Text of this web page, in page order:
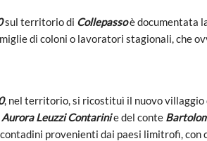
sul territorio di Collepassoè documentata
di coloni o lavoratori stagionali, che
, nel territorio, si ricostituì il nuovo villaggio
Leuzzi Contarinie del conte
provenienti dai paesi limitrofi, con